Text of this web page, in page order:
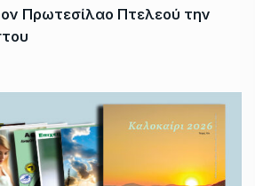
Πρωτεσίλαο Πτελεού την